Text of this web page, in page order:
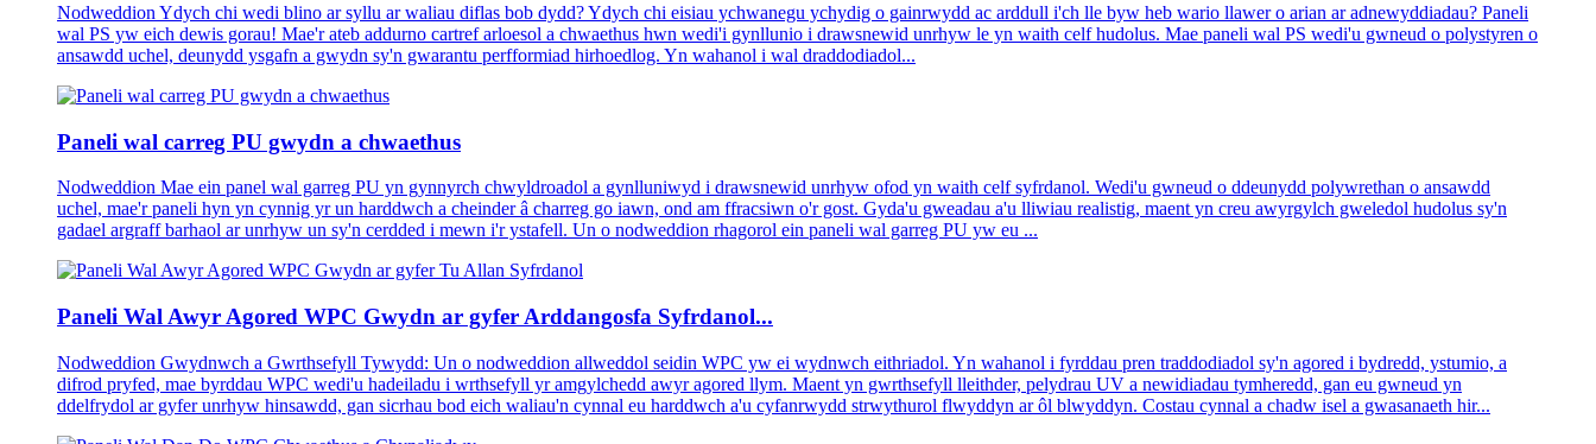
Nodweddion Ydych chi wedi blino ar syllu ar waliau diflas bob dydd? Ydych chi eisiau ychwanegu ychydig o gainrwydd ac arddull i'ch lle byw heb wario llawer o arian ar adnewyddiadau? Paneli
wal PS yw eich dewis gorau! Mae'r ateb addurno cartref arloesol a chwaethus hwn wedi'i gynllunio i drawsnewid unrhyw le yn waith celf hudolus. Mae paneli wal PS wedi'u gwneud o polystyren o
ansawdd uchel, deunydd ysgafn a gwydn sy'n gwarantu perfformiad hirhoedlog. Yn wahanol i wal draddodiadol...
Paneli wal carreg PU gwydn a chwaethus
Nodweddion Mae ein panel wal garreg PU yn gynnyrch chwyldroadol a gynlluniwyd i drawsnewid unrhyw ofod yn waith celf syfrdanol. Wedi'u gwneud o ddeunydd polywrethan o ansawdd
uchel, mae'r paneli hyn yn cynnig yr un harddwch a cheinder â charreg go iawn, ond am ffracsiwn o'r gost. Gyda'u gweadau a'u lliwiau realistig, maent yn creu awyrgylch gweledol hudolus sy'n
gadael argraff barhaol ar unrhyw un sy'n cerdded i mewn i'r ystafell. Un o nodweddion rhagorol ein paneli wal garreg PU yw eu ...
Paneli Wal Awyr Agored WPC Gwydn ar gyfer Arddangosfa Syfrdanol...
Nodweddion Gwydnwch a Gwrthsefyll Tywydd: Un o nodweddion allweddol seidin WPC yw ei wydnwch eithriadol. Yn wahanol i fyrddau pren traddodiadol sy'n agored i bydredd, ystumio, a
difrod pryfed, mae byrddau WPC wedi'u hadeiladu i wrthsefyll yr amgylchedd awyr agored llym. Maent yn gwrthsefyll lleithder, pelydrau UV a newidiadau tymheredd, gan eu gwneud yn
ddelfrydol ar gyfer unrhyw hinsawdd, gan sicrhau bod eich waliau'n cynnal eu harddwch a'u cyfanrwydd strwythurol flwyddyn ar ôl blwyddyn. Costau cynnal a chadw isel a gwasanaeth hir...